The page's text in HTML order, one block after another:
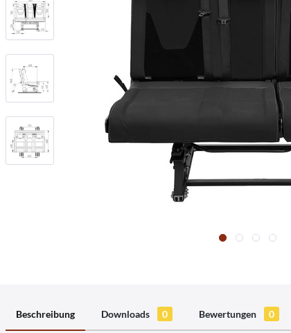
Beschreibung Downloads 0 Bewertungen 0